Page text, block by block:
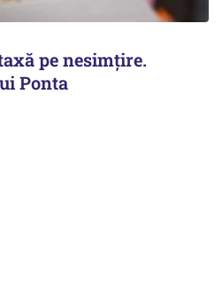
pe nesimțire.
Ponta